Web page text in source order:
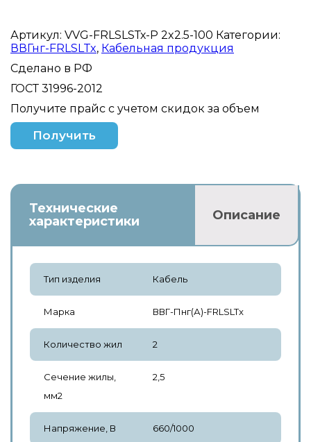
Артикул: VVG-FRLSLSТх-P 2x2.5-100 Категории:
ВВГнг-FRLSLTx, Кабельная продукция
Сделано в РФ
ГОСТ 31996-2012
Получите прайс с учетом скидок за объем
Получить
Технические
характеристики
Описание
Тип изделия Кабель
Марка ВВГ-Пнг(А)-FRLSLTx
Количество жил 2
Сечение жилы,
мм2
2,5
Напряжение, В 660/1000